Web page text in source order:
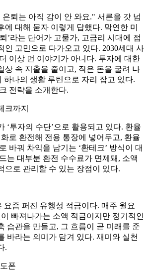
퇴는 아직 감이 안 와요." 서른을 갓 넘
에 대해 묻자 이렇게 답했다. 막연한 미
’라는 단어가 고물가, 고금리 시대에 접
인 고민으로 다가오고 있다. 2030세대 사
이상 먼 이야기가 아니다. 투자에 대한
상 속 지출을 줄이고, 작은 돈을 굴려 나
하나의 생활 루틴으로 자리 잡고 있다.
전략을 소개한다.
크까지
‘투자의 수단’으로 활용되고 있다. 환율
로 환전해 전용 통장에 넣어두고, 환율
바꿔 차익을 남기는 ‘환테크’ 방식이 대
는 대부분 환전 수수료가 면제돼, 소액
으로 관리할 수 있는 장점이 있다.
요즘 퍼진 유행성 적금이다. 매주 월요
빠져나가는 소액 적금이지만 정기적인
습관을 만들고, 그 흐름이 곧 미래를 준
바라는 의미가 담겨 있다. 재미와 실천
.
폰